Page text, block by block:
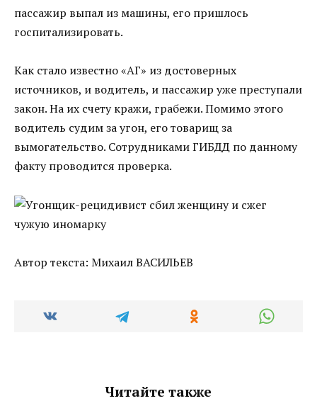
пассажир выпал из машины, его пришлось
госпитализировать.
Как стало известно «АГ» из достоверных
источников, и водитель, и пассажир уже преступали
закон. На их счету кражи, грабежи. Помимо этого
водитель судим за угон, его товарищ за
вымогательство. Сотрудниками ГИБДД по данному
факту проводится проверка.
Автор текста: Михаил ВАСИЛЬЕВ
Читайте также